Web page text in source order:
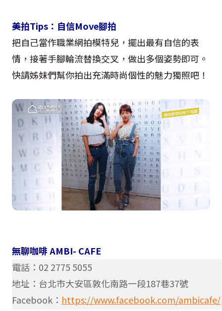
美拍Tips：自信Move腳拍
把自己當作職業網拍模特兒，擺出最有自信的表
情，接著手腳輪流替換交叉，做出多個姿勢即可。
快請姊妹們幫你拍出充滿時尚個性的魅力獨照吧！
無聊咖啡 AMBI- CAFE
電話：02 2775 5055
地址：台北市大安區敦化南路一段187巷37號
Facebook： https://www.facebook.com/ambicafe/